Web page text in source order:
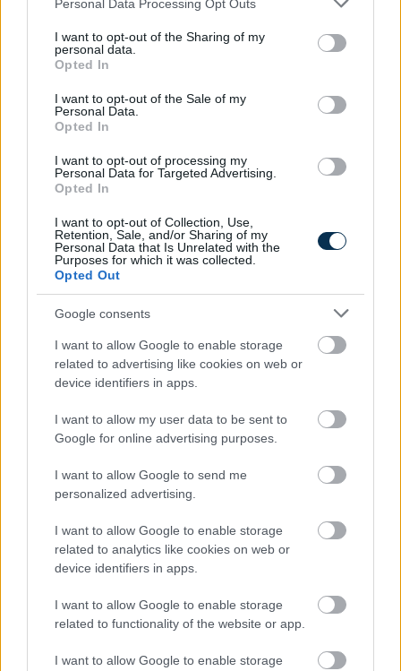
not limited to your visit or usage behaviour. You may click to
grant or deny consent to Google and its third-party tags to
use your data for below specified purposes in below Google
consent section.
Personal Data Processing Opt Outs
I want to opt-out of the Sharing of my
personal data.
Opted In
I want to opt-out of the Sale of my
Personal Data.
Opted In
I want to opt-out of processing my
Personal Data for Targeted Advertising.
Opted In
I want to opt-out of Collection, Use,
Retention, Sale, and/or Sharing of my
Personal Data that Is Unrelated with the
Purposes for which it was collected.
Opted Out
Google consents
I want to allow Google to enable storage
related to advertising like cookies on web or
device identifiers in apps.
I want to allow my user data to be sent to
Google for online advertising purposes.
I want to allow Google to send me
personalized advertising.
I want to allow Google to enable storage
related to analytics like cookies on web or
device identifiers in apps.
I want to allow Google to enable storage
related to functionality of the website or app.
I want to allow Google to enable storage
1 éves műszaki vizsga: ezért szigorúbb a taxisok,
mentők és személyszállító járművek ellenőrzése
2026.08.07. 13:12
Fenntarthatóbb nyaralás külföldön: hét egyszerű
környezeti lábnyomukat
2026.08.07. 12:48